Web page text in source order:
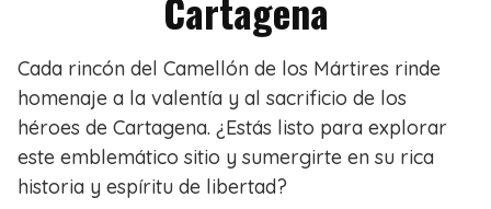
Cartagena
Cada rincón del Camellón de los Mártires rinde
homenaje a la valentía y al sacrificio de los
héroes de Cartagena. ¿Estás listo para explorar
este emblemático sitio y sumergirte en su rica
historia y espíritu de libertad?